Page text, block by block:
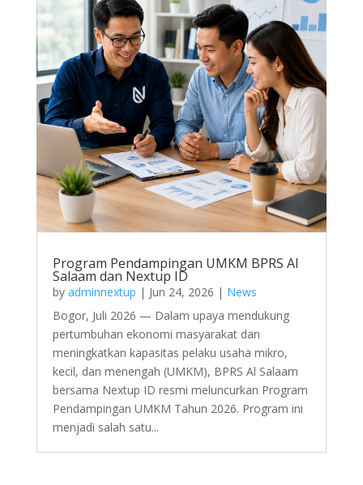
Program Pendampingan UMKM BPRS Al
Salaam dan Nextup ID
by adminnextup | Jun 24, 2026 | News
Bogor, Juli 2026 — Dalam upaya mendukung
pertumbuhan ekonomi masyarakat dan
meningkatkan kapasitas pelaku usaha mikro,
kecil, dan menengah (UMKM), BPRS Al Salaam
bersama Nextup ID resmi meluncurkan Program
Pendampingan UMKM Tahun 2026. Program ini
menjadi salah satu...